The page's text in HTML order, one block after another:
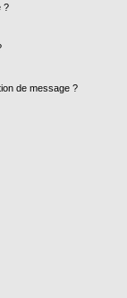
?
de message ?